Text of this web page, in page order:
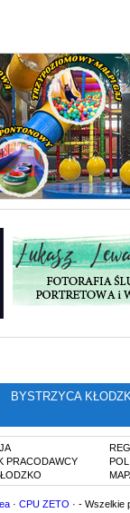
BYSTRZYCA
PRACODAWCY
· CPU ZETO · - Wszelkie